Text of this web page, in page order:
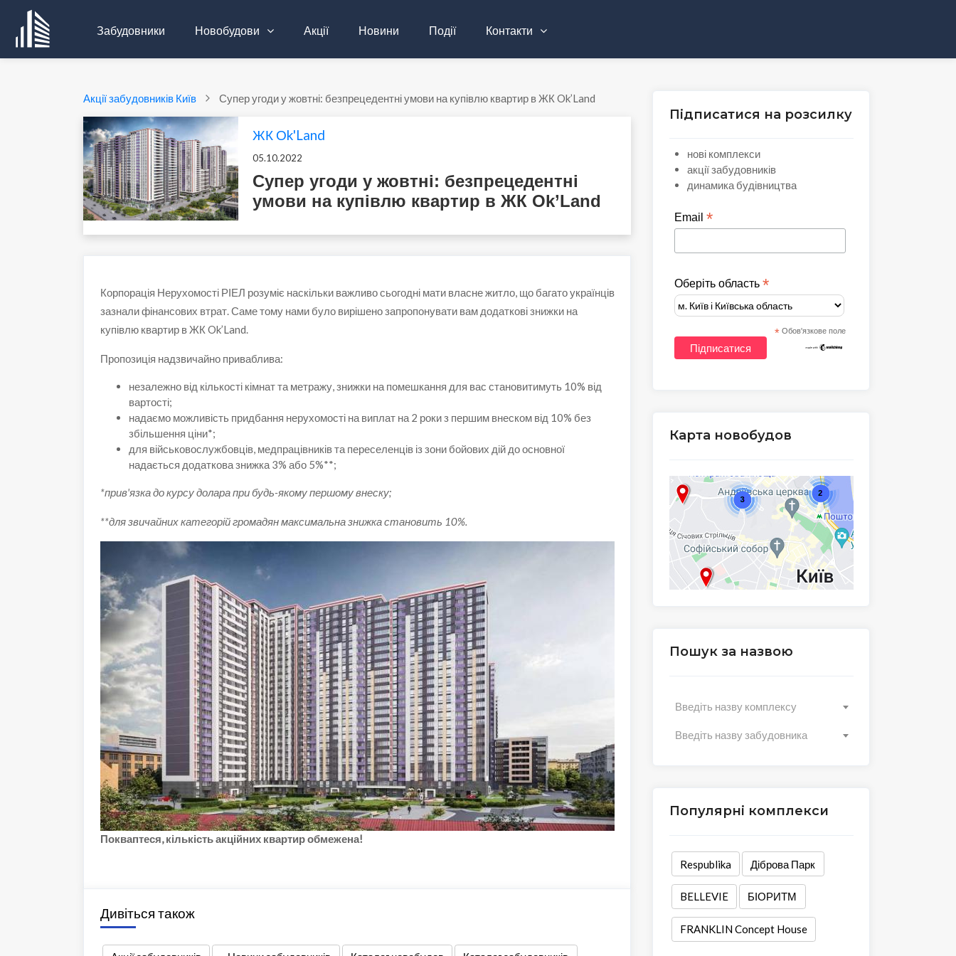
Забудовники Новобудови Акції Новини Події Контакти
Акції забудовників Київ Супер угоди у жовтні: безпрецедентні умови на купівлю квартир в ЖК Ok’Land
ЖК Оk'Land
05.10.2022
Супер угоди у жовтні: безпрецедентні
умови на купівлю квартир в ЖК Ok’Land
Корпорація Нерухомості РІЕЛ розуміє наскільки важливо сьогодні мати власне житло, що багато українців
зазнали фінансових втрат. Саме тому нами було вирішено запропонувати вам додаткові знижки на
купівлю квартир в ЖК Ok’Land.
Пропозиція надзвичайно приваблива:
незалежно від кількості кімнат та метражу, знижки на помешкання для вас становитимуть 10% від
вартості;
надаємо можливість придбання нерухомості на виплат на 2 роки з першим внеском від 10% без
збільшення ціни*;
для військовослужбовців, медпрацівників та переселенців із зони бойових дій до основної
надається додаткова знижка 3% або 5%**;
*прив'язка до курсу долара при будь-якому першому внеску;
**для звичайних категорій громадян максимальна знижка становить 10%.
Покваптеся, кількість акційних квартир обмежена!
Дивіться також
Підписатися на розсилку
нові комплекси
акції забудовників
динамика будівництва
Email*
Оберіть область*
* Обов'язкове поле
Карта новобудов
Пошук за назвою
Введіть назву комплексу
Введіть назву забудовника
Популярні комплекси
Respublika Діброва Парк
BELLEVIE БІОРИТМ
FRANKLIN Concept House